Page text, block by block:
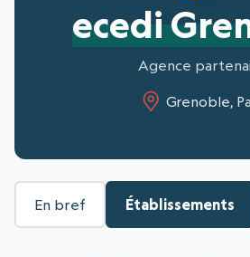
ecedi
Agence
Grenoble,
En bref Établissements